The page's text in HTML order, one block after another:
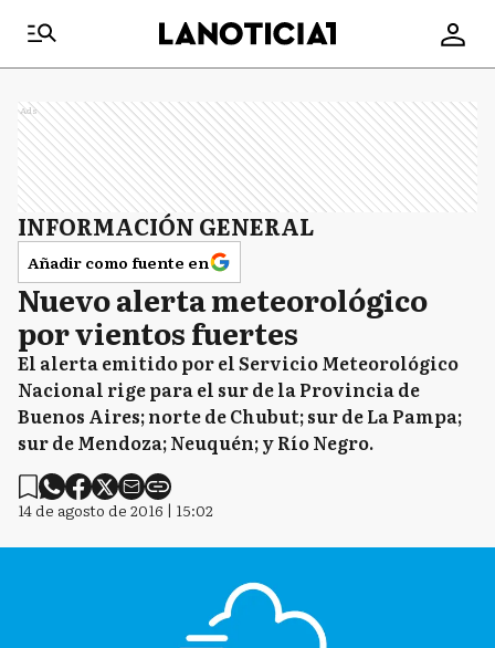
Ads
INFORMACIÓN GENERAL
Añadir como fuente en
Nuevo alerta meteorológico
por vientos fuertes
El alerta emitido por el Servicio Meteorológico
Nacional rige para el sur de la Provincia de
Buenos Aires; norte de Chubut; sur de La Pampa;
sur de Mendoza; Neuquén; y Río Negro.
14 de agosto de 2016 | 15:02